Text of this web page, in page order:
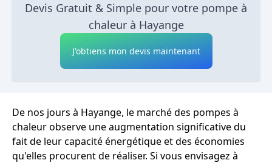
Devis Gratuit & Simple pour votre pompe à
chaleur à Hayange
J'obtiens mon devis maintenant
De nos jours à Hayange, le marché des pompes à
chaleur observe une augmentation significative du
fait de leur capacité énergétique et des économies
qu'elles procurent de réaliser. Si vous envisagez à